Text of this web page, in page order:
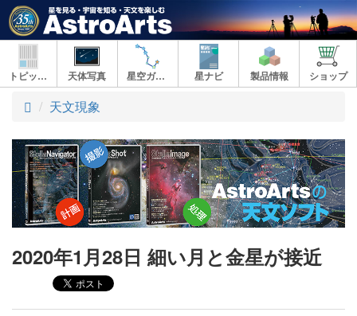
トピックス 天体写真 星空ガイド 星ナビ 製品情報 ショップ
ト
プ
天文現象
2020年1月28日 細い月と金星が接近